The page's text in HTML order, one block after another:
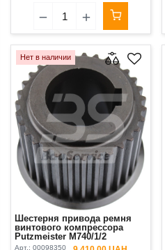
Нет в наличии
Шестерня привода ремня
винтового компрессора
Putzmeister М740/1/2
Арт.: 00098350